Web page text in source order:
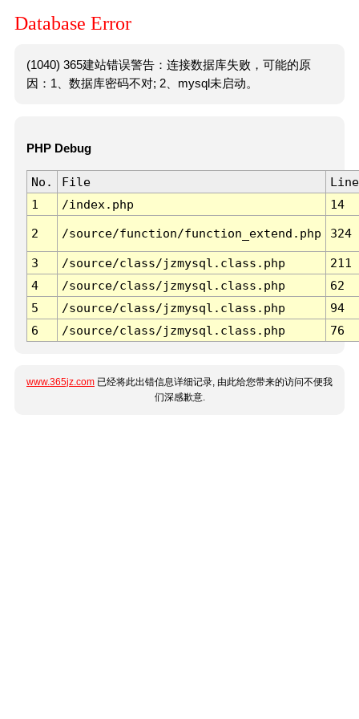
Database Error
(1040) 365建站错误警告：连接数据库失败，可能的原
因：1、数据库密码不对; 2、mysql未启动。
PHP Debug
No. File
Line
1
/index.php 14
2 /source/function/function_extend.php 324
3 /source/class/jzmysql.class.php
211
4
/source/class/jzmysql.class.php
62
5
/source/class/jzmysql.class.php
94
6
/source/class/jzmysql.class.php 76
www.365jz.com 已经将此出错信息详细记录, 由此给您带来的访问不便我
们深感歉意.